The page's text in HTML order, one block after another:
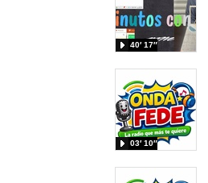
40′ 17″
03′ 10″